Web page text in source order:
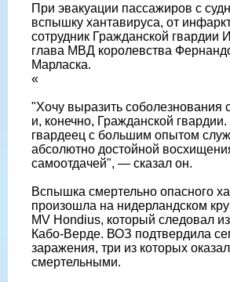
При эвакуации пассажиров с
вспышку хантавируса, от
сотрудник Гражданской гвардии
глава МВД королевства
Марласка.
«
"Хочу выразить соболезнования
и, конечно, Гражданской
гвардеец с большим опытом
абсолютно достойной
самоотдачей", — сказал он.
Вспышка смертельно опасного
произошла на нидерландском
MV Hondius, который следовал
Кабо-Верде. ВОЗ подтвердила
заражения, три из которых
смертельными.